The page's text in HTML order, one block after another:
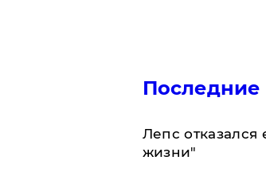
Последние
Лепс
жизни"